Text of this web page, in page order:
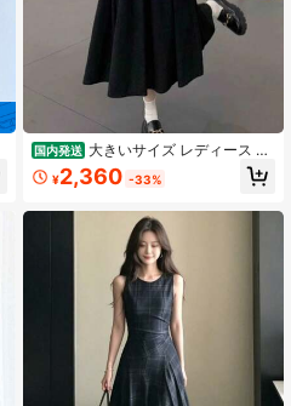
国内発送 大きいサイズ レディース ワ
ンピース 2点セット ジャンパースカ
ート サロペット 長袖 ボリューム袖
型カバー ぽっちゃり ゆったり カジ
ュアル 大人可愛い きれいめ 春秋
¥2,360 -33%